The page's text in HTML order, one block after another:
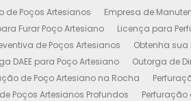
de Poços Artesianos Empresa de
Furar Poço Artesiano Licença para
de Poços Artesianos Obtenha sua
DAEE para Poço Artesiano
Outorga de
de Poço Artesiano na Rocha
Poços Artesianos Profundos Perfuração